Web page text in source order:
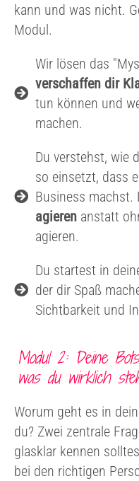
kann und was nicht.
Modul.
Wir lösen das
verschaffen dir
tun können und
machen.
Du verstehst, wie
so einsetzt, dass
Business machst.
agieren anstatt
agieren.
Du startest in
der dir Spaß
Sichtbarkeit und
Modul 2: Deine
was du wirklich
Worum geht es in
du? Zwei zentrale
glasklar kennen
bei den richtigen